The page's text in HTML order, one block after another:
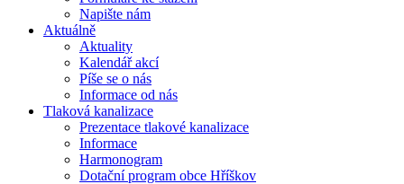
Napište nám
Aktuálně
Aktuality
Kalendář akcí
Píše se o nás
Informace od nás
Tlaková kanalizace
Prezentace tlakové kanalizace
Informace
Harmonogram
Dotační program obce Hříškov